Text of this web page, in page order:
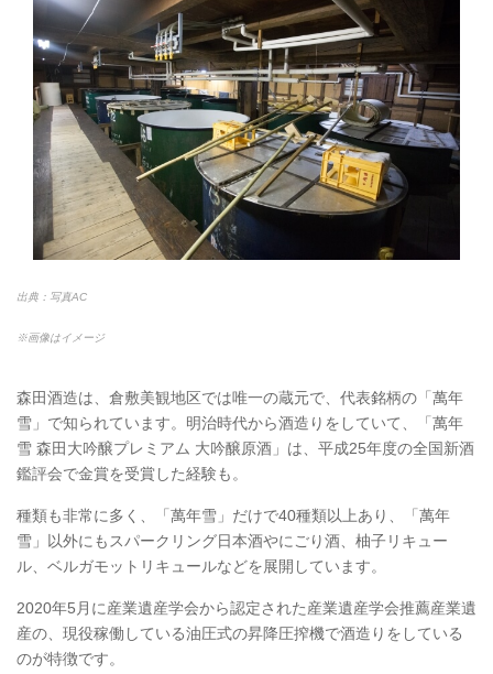
出典：写真AC
※画像はイメージ
森田酒造は、倉敷美観地区では唯一の蔵元で、代表銘柄の「萬年
雪」で知られています。明治時代から酒造りをしていて、「萬年
雪 森田大吟醸プレミアム 大吟醸原酒」は、平成25年度の全国新酒
鑑評会で金賞を受賞した経験も。
種類も非常に多く、「萬年雪」だけで40種類以上あり、「萬年
雪」以外にもスパークリング日本酒やにごり酒、柚子リキュー
ル、ベルガモットリキュールなどを展開しています。
2020年5月に産業遺産学会から認定された産業遺産学会推薦産業遺
産の、現役稼働している油圧式の昇降圧搾機で酒造りをしている
のが特徴です。